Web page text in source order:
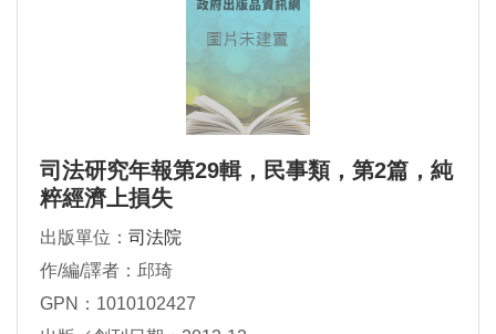
司法研究年報第29輯，民事類，第2篇，純
粹經濟上損失
出版單位： 司法院
作/編/譯者：邱琦
GPN：1010102427